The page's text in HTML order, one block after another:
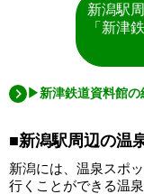
新潟駅
「新津
▶新津鉄道資料館の
■新潟駅周辺の温
新潟には、温泉スポ
行くことができる温